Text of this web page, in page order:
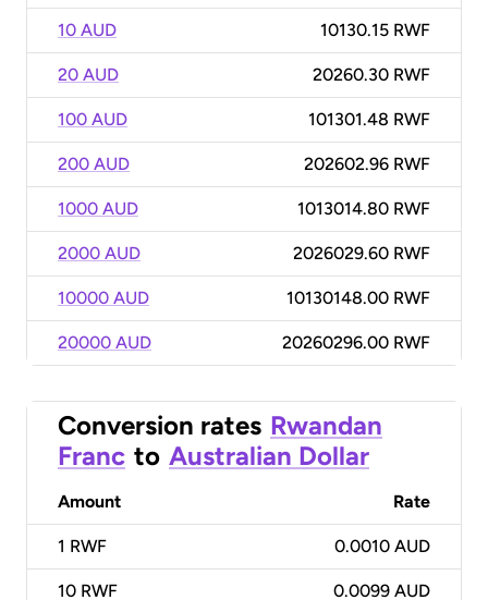
10 AUD 10130.15 RWF
20 AUD 20260.30 RWF
100 AUD 101301.48 RWF
200 AUD 202602.96 RWF
1000 AUD 1013014.80 RWF
2000 AUD 2026029.60 RWF
10000 AUD 10130148.00 RWF
20000 AUD 20260296.00 RWF
Conversion rates Rwandan
Franc to Australian Dollar
Amount Rate
1 RWF 0.0010 AUD
10 RWF 0.0099 AUD